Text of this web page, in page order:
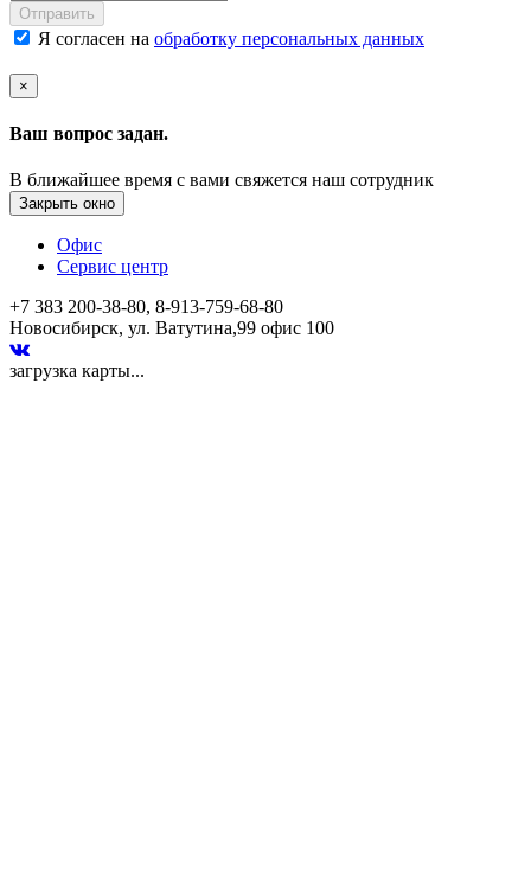
Отправить
Я согласен на обработку персональных данных
×
Ваш вопрос задан.
В ближайшее время с вами свяжется наш сотрудник
Закрыть окно
Офис
Сервис центр
+7 383 200-38-80, 8-913-759-68-80
Новосибирск, ул. Ватутина,99 офис 100
загрузка карты...